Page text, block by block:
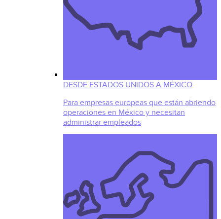
DESDE ESTADOS UNIDOS A MÉXICO
Para empresas europeas que están abriendo
operaciones en México y necesitan
administrar empleados